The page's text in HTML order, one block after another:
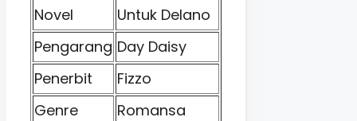
Novel
Untuk Delano
Pengarang Day Daisy
Penerbit
Fizzo
Genre
Romansa